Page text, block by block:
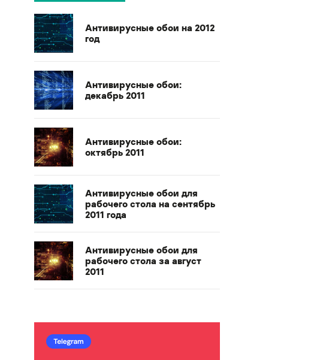
Антивирусные обои на 2012
год
Антивирусные обои:
декабрь 2011
Антивирусные обои:
октябрь 2011
Антивирусные обои для
рабочего стола на сентябрь
2011 года
Антивирусные обои для
рабочего стола за август
2011